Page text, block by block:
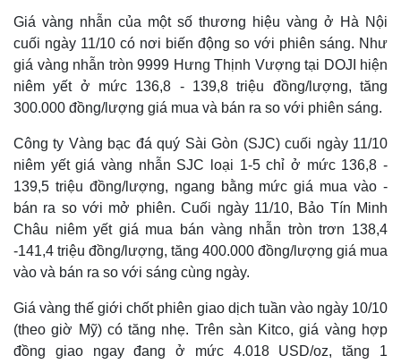
Giá vàng nhẫn của một số thương hiệu vàng ở Hà Nội
cuối ngày 11/10 có nơi biến động so với phiên sáng. Như
giá vàng nhẫn tròn 9999 Hưng Thịnh Vượng tại DOJI hiện
niêm yết ở mức 136,8 - 139,8 triệu đồng/lượng, tăng
300.000 đồng/lượng giá mua và bán ra so với phiên sáng.
Công ty Vàng bạc đá quý Sài Gòn (SJC) cuối ngày 11/10
niêm yết giá vàng nhẫn SJC loại 1-5 chỉ ở mức 136,8 -
139,5 triệu đồng/lượng, ngang bằng mức giá mua vào -
bán ra so với mở phiên. Cuối ngày 11/10, Bảo Tín Minh
Châu niêm yết giá mua bán vàng nhẫn tròn trơn 138,4
-141,4 triệu đồng/lượng, tăng 400.000 đồng/lượng giá mua
vào và bán ra so với sáng cùng ngày.
Giá vàng thế giới chốt phiên giao dịch tuần vào ngày 10/10
(theo giờ Mỹ) có tăng nhẹ. Trên sàn Kitco, giá vàng hợp
đồng giao ngay đang ở mức 4.018 USD/oz, tăng 1